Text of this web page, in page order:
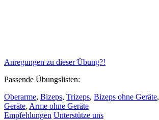
Anregungen zu dieser Übung?!
Passende Übungslisten:
Oberarme, Bizeps, Trizeps, Bizeps ohne Geräte,
Geräte, Arme ohne Geräte
Empfehlungen Unterstütze uns